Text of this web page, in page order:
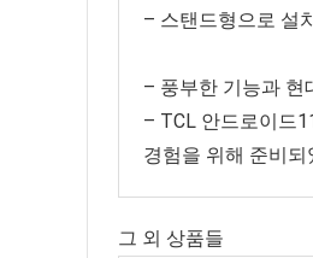
– 스탠드형으로 설
– 풍부한 기능과 현
– TCL 안드로이드
경험을 위해 준비되
그 외 상품들